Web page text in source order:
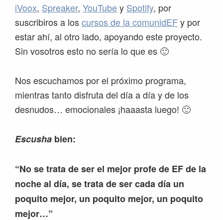
iVoox, Spreaker, YouTubey Spotify, por
suscribiros a loscursos de la comunidEFy por
estar ahí, al otro lado, apoyando este proyecto.
Sin vosotros esto no sería lo que es 🙂
Nos escuchamos por el próximo programa,
mientras tanto disfruta del día a día y de los
desnudos… emocionales ¡haaasta luego! 🙂
Escusha bien:
“No se trata de ser el mejor profe de EF de la
noche al día, se trata de ser cada día un
poquito mejor, un poquito mejor, un poquito
mejor…”